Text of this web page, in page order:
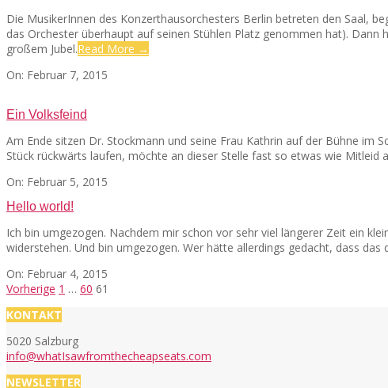
Die MusikerInnen des Konzerthausorchesters Berlin betreten den Saal,
das Orchester überhaupt auf seinen Stühlen Platz genommen hat).
großem Jubel.Read More →
2015-
On: Februar 7, 2015
Ein Volksfeind
Am Ende sitzen Dr. Stockmann und seine Frau Kathrin auf der Bühne im
Stück rückwärts laufen, möchte an dieser Stelle fast so etwas wie Mitleid
2015-
05
On: Februar 5, 2015
Hello world!
Ich bin umgezogen. Nachdem mir schon vor sehr viel längerer Zeit ein
widerstehen. Und bin umgezogen. Wer hätte allerdings gedacht, dass
2015-
02-
On: Februar 4, 2015
Seitennummerierung
der
Beiträge
Vorherige 1 … 60 61
KONTAKT
5020 Salzburg
info@whatIsawfromthecheapseats.com
NEWSLETTER